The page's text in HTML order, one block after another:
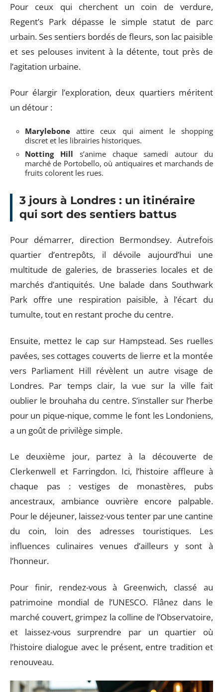
Pour ceux qui cherchent un coin de verdure,
Regent’s Park dépasse le simple statut de parc
urbain. Ses sentiers bordés de fleurs, son lac paisible
et ses pelouses invitent à la détente, tout près de
l’agitation urbaine.
Pour élargir l’exploration, deux quartiers méritent
un détour :
Marylebone attire ceux qui aiment le shopping
discret et les librairies historiques.
Notting Hill s’anime chaque samedi autour du
marché de Portobello, où antiquaires et marchands de
fruits colorent les rues.
3 jours à Londres : un itinéraire
qui sort des sentiers battus
Pour démarrer, direction Bermondsey. Autrefois
quartier d’entrepôts, il dévoile aujourd’hui une
multitude de galeries, de brasseries locales et de
marchés d’antiquités. Une balade dans Southwark
Park offre une respiration paisible, à l’écart du
tumulte, tout en restant proche du centre.
Ensuite, mettez le cap sur Hampstead. Ses ruelles
pavées, ses cottages couverts de lierre et la montée
vers Parliament Hill révèlent un autre visage de
Londres. Par temps clair, la vue sur la ville fait
oublier le brouhaha du centre. S’installer sur l’herbe
pour un pique-nique, comme le font les Londoniens,
a un goût de privilège simple.
Le deuxième jour, partez à la découverte de
Clerkenwell et Farringdon. Ici, l’histoire affleure à
chaque pas : vestiges de monastères, pubs
ancestraux, ambiance ouvrière encore palpable.
Pour le déjeuner, laissez-vous tenter par une cantine
du coin, loin des adresses touristiques. Les
influences culinaires venues d’ailleurs y sont à
l’honneur.
Pour finir, rendez-vous à Greenwich, classé au
patrimoine mondial de l’UNESCO. Flânez dans le
marché couvert, grimpez la colline de l’Observatoire,
et laissez-vous surprendre par un quartier où
l’histoire dialogue avec le présent, entre tradition et
renouveau.